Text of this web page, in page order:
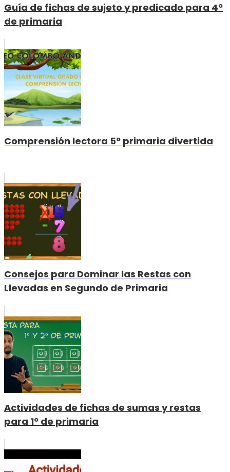
Guía de fichas de sujeto y predicado para 4º
de primaria
Comprensión lectora 5º primaria divertida
Consejos para Dominar las Restas con
Llevadas en Segundo de Primaria
Actividades de fichas de sumas y restas
para 1º de primaria